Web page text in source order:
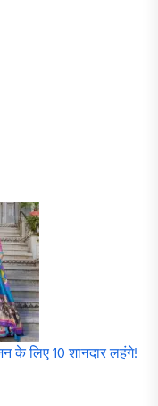
के लिए 10 शानदार लहंगे!